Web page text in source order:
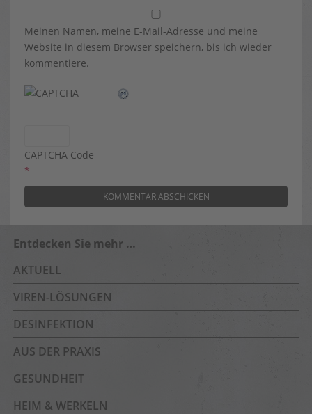
Meinen Namen, meine E-Mail-Adresse und meine
Website in diesem Browser speichern, bis ich wieder
kommentiere.
CAPTCHA Code
*
Entdecken Sie mehr …
AKTUELL
VIREN-LÖSUNGEN
DESINFEKTION
AUS DER PRAXIS
GESUNDHEIT
HEIM & WERKELN